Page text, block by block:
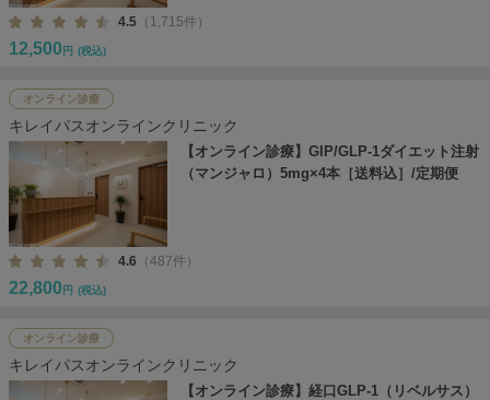
4.5 （1,715件）
12,500 円 (税込)
オンライン診療
キレイパスオンラインクリニック
【オンライン診療】GIP/GLP-1ダイエット注射
（マンジャロ）5mg×4本［送料込］/定期便
4.6 （487件）
22,800 円 (税込)
オンライン診療
キレイパスオンラインクリニック
【オンライン診療】経口GLP-1（リベルサス）